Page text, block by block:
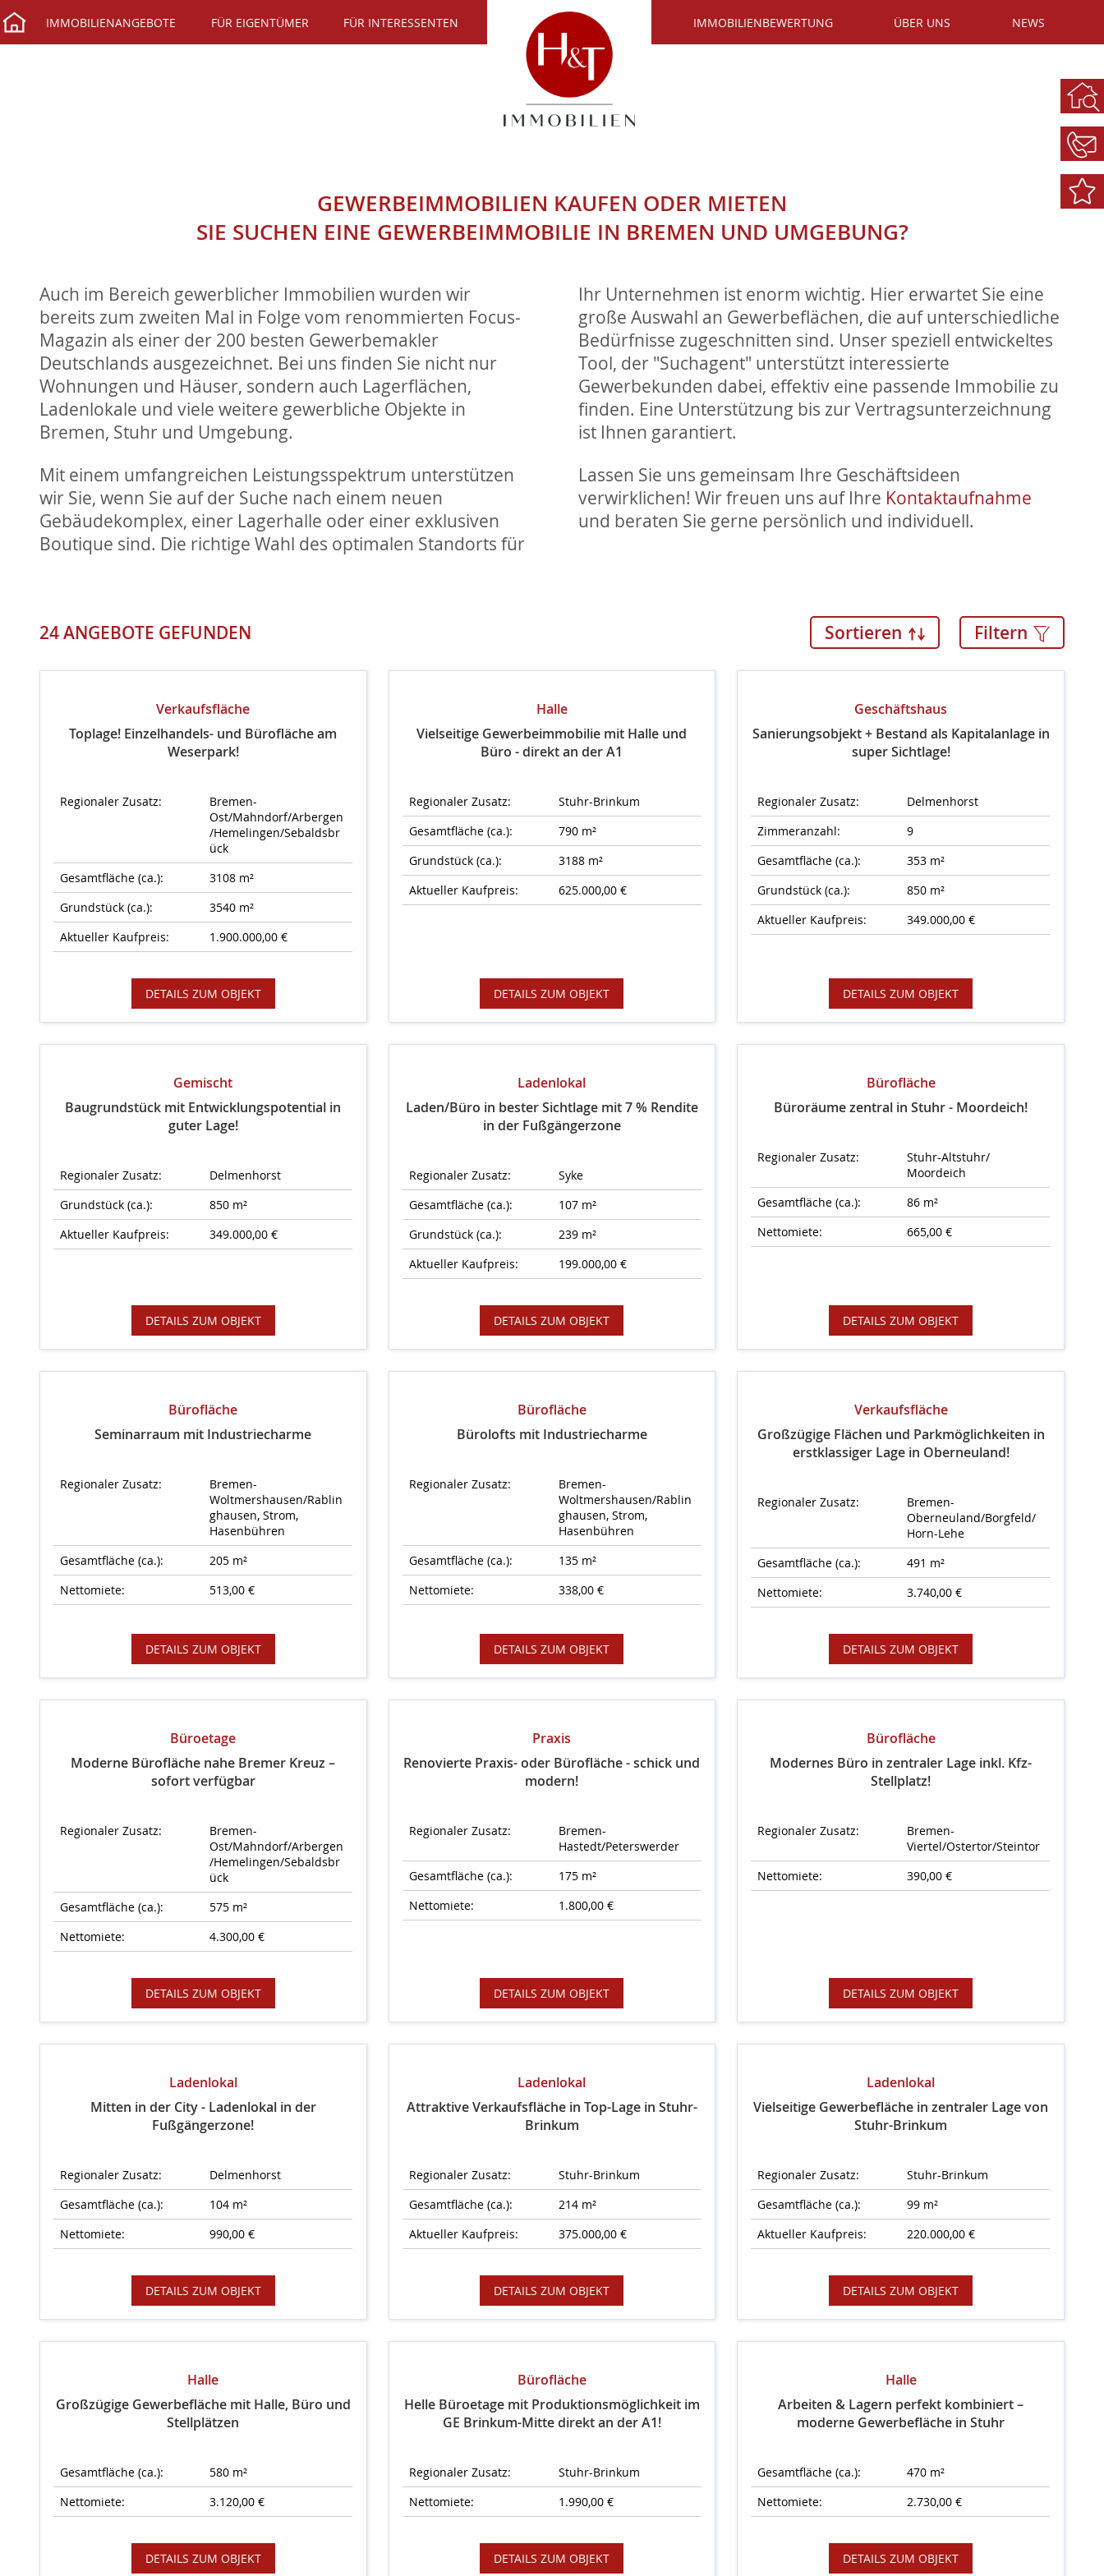
IMMOBILIENANGEBOTE FÜR EIGENTÜMER FÜR INTERESSENTEN IMMOBILIENBEWERTUNG ÜBER UNS NEWS
GEWERBEIMMOBILIEN KAUFEN ODER MIETEN
SIE SUCHEN EINE GEWERBEIMMOBILIE IN BREMEN UND UMGEBUNG?
Auch im Bereich gewerblicher Immobilien wurden wir
bereits zum zweiten Mal in Folge vom renommierten Focus-
Magazin als einer der 200 besten Gewerbemakler
Deutschlands ausgezeichnet. Bei uns finden Sie nicht nur
Wohnungen und Häuser, sondern auch Lagerflächen,
Ladenlokale und viele weitere gewerbliche Objekte in
Bremen, Stuhr und Umgebung.
Mit einem umfangreichen Leistungsspektrum unterstützen
wir Sie, wenn Sie auf der Suche nach einem neuen
Gebäudekomplex, einer Lagerhalle oder einer exklusiven
Boutique sind. Die richtige Wahl des optimalen Standorts für
Ihr Unternehmen ist enorm wichtig. Hier erwartet Sie eine
große Auswahl an Gewerbeflächen, die auf unterschiedliche
Bedürfnisse zugeschnitten sind. Unser speziell entwickeltes
Tool, der "Suchagent" unterstützt interessierte
Gewerbekunden dabei, effektiv eine passende Immobilie zu
finden. Eine Unterstützung bis zur Vertragsunterzeichnung
ist Ihnen garantiert.
Lassen Sie uns gemeinsam Ihre Geschäftsideen
verwirklichen! Wir freuen uns auf Ihre Kontaktaufnahme
und beraten Sie gerne persönlich und individuell.
24 ANGEBOTE GEFUNDEN Sortieren Filtern
Verkaufsfläche
Toplage! Einzelhandels- und Bürofläche am
Weserpark!
Regionaler Zusatz:
Bremen-
Ost/Mahndorf/Arbergen
/Hemelingen/Sebaldsbr
ück
Gesamtfläche (ca.):
3108 m²
Grundstück (ca.):
3540 m²
Aktueller Kaufpreis:
1.900.000,00 €
DETAILS ZUM OBJEKT
Halle
Vielseitige Gewerbeimmobilie mit Halle und
Büro - direkt an der A1
Regionaler Zusatz:
Stuhr-Brinkum
Gesamtfläche (ca.):
790 m²
Grundstück (ca.):
3188 m²
Aktueller Kaufpreis:
625.000,00 €
DETAILS ZUM OBJEKT
Geschäftshaus
Sanierungsobjekt + Bestand als Kapitalanlage in
super Sichtlage!
Regionaler Zusatz:
Delmenhorst
Zimmeranzahl:
9
Gesamtfläche (ca.):
353 m²
Grundstück (ca.):
850 m²
Aktueller Kaufpreis:
349.000,00 €
DETAILS ZUM OBJEKT
Gemischt
Baugrundstück mit Entwicklungspotential in
guter Lage!
Regionaler Zusatz:
Delmenhorst
Grundstück (ca.):
850 m²
Aktueller Kaufpreis:
349.000,00 €
DETAILS ZUM OBJEKT
Ladenlokal
Laden/Büro in bester Sichtlage mit 7 % Rendite
in der Fußgängerzone
Regionaler Zusatz:
Syke
Gesamtfläche (ca.):
107 m²
Grundstück (ca.):
239 m²
Aktueller Kaufpreis:
199.000,00 €
DETAILS ZUM OBJEKT
Bürofläche
Büroräume zentral in Stuhr - Moordeich!
Regionaler Zusatz:
Stuhr-Altstuhr/
Moordeich
Gesamtfläche (ca.):
86 m²
Nettomiete:
665,00 €
DETAILS ZUM OBJEKT
Bürofläche
Seminarraum mit Industriecharme
Regionaler Zusatz:
Bremen-
Woltmershausen/Rablin
ghausen, Strom,
Hasenbühren
Gesamtfläche (ca.):
205 m²
Nettomiete:
513,00 €
DETAILS ZUM OBJEKT
Bürofläche
Bürolofts mit Industriecharme
Regionaler Zusatz:
Bremen-
Woltmershausen/Rablin
ghausen, Strom,
Hasenbühren
Gesamtfläche (ca.):
135 m²
Nettomiete:
338,00 €
DETAILS ZUM OBJEKT
Verkaufsfläche
Großzügige Flächen und Parkmöglichkeiten in
erstklassiger Lage in Oberneuland!
Regionaler Zusatz:
Bremen-
Oberneuland/Borgfeld/
Horn-Lehe
Gesamtfläche (ca.):
491 m²
Nettomiete:
3.740,00 €
DETAILS ZUM OBJEKT
Büroetage
Moderne Bürofläche nahe Bremer Kreuz –
sofort verfügbar
Regionaler Zusatz:
Bremen-
Ost/Mahndorf/Arbergen
/Hemelingen/Sebaldsbr
ück
Gesamtfläche (ca.):
575 m²
Nettomiete:
4.300,00 €
DETAILS ZUM OBJEKT
Praxis
Renovierte Praxis- oder Bürofläche - schick und
modern!
Regionaler Zusatz:
Bremen-
Hastedt/Peterswerder
Gesamtfläche (ca.):
175 m²
Nettomiete:
1.800,00 €
DETAILS ZUM OBJEKT
Bürofläche
Modernes Büro in zentraler Lage inkl. Kfz-
Stellplatz!
Regionaler Zusatz:
Bremen-
Viertel/Ostertor/Steintor
Nettomiete:
390,00 €
DETAILS ZUM OBJEKT
Ladenlokal
Mitten in der City - Ladenlokal in der
Fußgängerzone!
Regionaler Zusatz:
Delmenhorst
Gesamtfläche (ca.):
104 m²
Nettomiete:
990,00 €
DETAILS ZUM OBJEKT
Ladenlokal
Attraktive Verkaufsfläche in Top-Lage in Stuhr-
Brinkum
Regionaler Zusatz:
Stuhr-Brinkum
Gesamtfläche (ca.):
214 m²
Aktueller Kaufpreis:
375.000,00 €
DETAILS ZUM OBJEKT
Ladenlokal
Vielseitige Gewerbefläche in zentraler Lage von
Stuhr-Brinkum
Regionaler Zusatz:
Stuhr-Brinkum
Gesamtfläche (ca.):
99 m²
Aktueller Kaufpreis:
220.000,00 €
DETAILS ZUM OBJEKT
Halle
Großzügige Gewerbefläche mit Halle, Büro und
Stellplätzen
Gesamtfläche (ca.):
580 m²
Nettomiete:
3.120,00 €
DETAILS ZUM OBJEKT
Bürofläche
Helle Büroetage mit Produktionsmöglichkeit im
GE Brinkum-Mitte direkt an der A1!
Regionaler Zusatz:
Stuhr-Brinkum
Nettomiete:
1.990,00 €
DETAILS ZUM OBJEKT
Halle
Arbeiten & Lagern perfekt kombiniert –
moderne Gewerbefläche in Stuhr
Gesamtfläche (ca.):
470 m²
Nettomiete:
2.730,00 €
DETAILS ZUM OBJEKT